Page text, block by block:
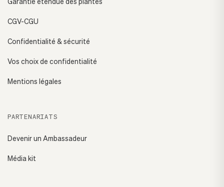
CGV-CGU
Confidentialité & sécurité
Vos choix de confidentialité
Mentions légales
PARTENARIATS
Devenir un Ambassadeur
Média kit